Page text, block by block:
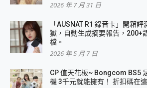
2026 年 7 月 31 日
「AUSNAT R1 錄音卡」開箱
獄，自動生成摘要報告，200+
檔。
2026 年 5 月 7 日
CP 值天花板~ Bongcom BS5
機 3千元就能擁有！ 折扣碼在